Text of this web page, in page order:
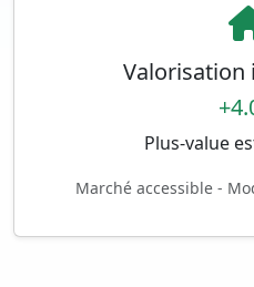
Plus-value
Marché accessible -